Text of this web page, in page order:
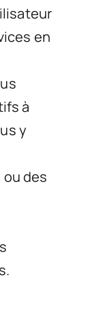
en
à
y
des